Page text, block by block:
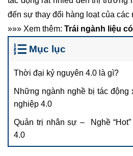
đến sự thay đổi hàng loạt của các
»»» Xem thêm: Trái ngành liệu
Mục lục
Thời đại kỷ nguyên 4.0 là gì?
Những ngành nghề bị tác động
nghiệp 4.0
Quản trị nhân sự – Nghề
4.0